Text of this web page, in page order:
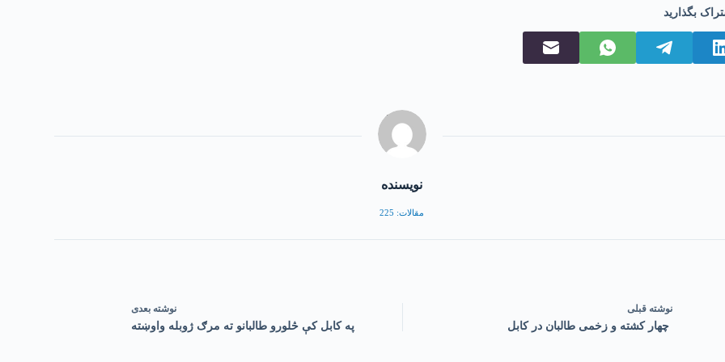
بگذارید
نویسنده
مقالات: 225
نوشته قبلی
چهار کشته و زخمی طالبان در کابل
نوشته بعدی
په کابل کې څلورو طالبانو ته مرګ ژوبله واوښته